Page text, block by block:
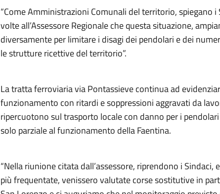
“Come Amministrazioni Comunali del territorio, spiegano
volte all’Assessore Regionale che questa situazione,
diversamente per limitare i disagi dei pendolari e dei
le strutture ricettive del territorio”.
La tratta ferroviaria via Pontassieve continua ad
funzionamento con ritardi e soppressioni aggravati da
ripercuotono sul trasporto locale con danno per i
solo parziale al funzionamento della Faentina.
“Nella riunione citata dall’assessore, riprendono i
più frequentate, venissero valutate corse sostitutive in